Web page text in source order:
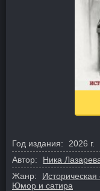
Год издания:
2026 г.
Автор:
Ника
Жанр:
Историческая
Юмор и сатира